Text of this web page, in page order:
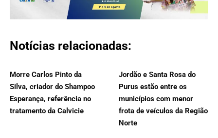
Notícias relacionadas:
Morre Carlos Pinto da
Silva, criador do Shampoo
Esperança, referência no
tratamento da Calvicie
Jordão e Santa Rosa do
Purus estão entre os
municípios com menor
frota de veículos da Região
Norte